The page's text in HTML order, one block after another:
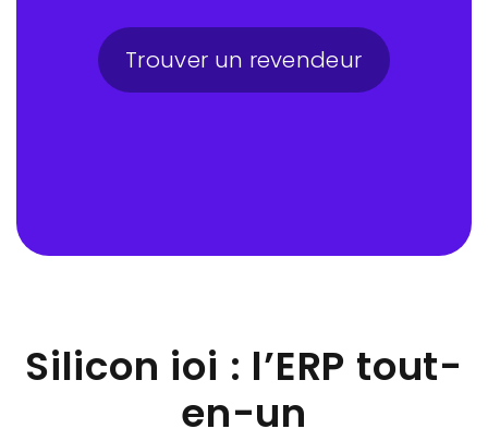
Trouver un revendeur
Silicon ioi : l’ERP tout-
en-un